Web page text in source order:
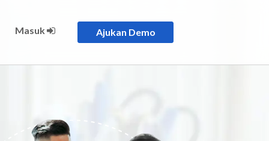
Masuk Ajukan Demo